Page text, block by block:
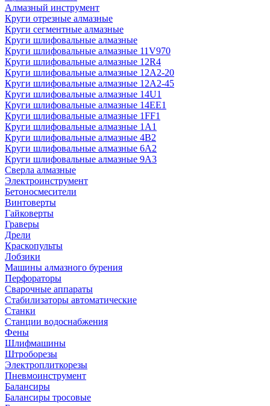
Алмазный инструмент
Круги отрезные алмазные
Круги сегментные алмазные
Круги шлифовальные алмазные
Круги шлифовальные алмазные 11V970
Круги шлифовальные алмазные 12R4
Круги шлифовальные алмазные 12А2-20
Круги шлифовальные алмазные 12А2-45
Круги шлифовальные алмазные 14U1
Круги шлифовальные алмазные 14ЕЕ1
Круги шлифовальные алмазные 1FF1
Круги шлифовальные алмазные 1А1
Круги шлифовальные алмазные 4В2
Круги шлифовальные алмазные 6A2
Круги шлифовальные алмазные 9А3
Сверла алмазные
Электроинструмент
Бетоносмесители
Винтоверты
Гайковерты
Граверы
Дрели
Краскопульты
Лобзики
Машины алмазного бурения
Перфораторы
Сварочные аппараты
Стабилизаторы автоматические
Станки
Станции водоснабжения
Фены
Шлифмашины
Штроборезы
Электроплиткорезы
Пневмоинструмент
Балансиры
Балансиры тросовые